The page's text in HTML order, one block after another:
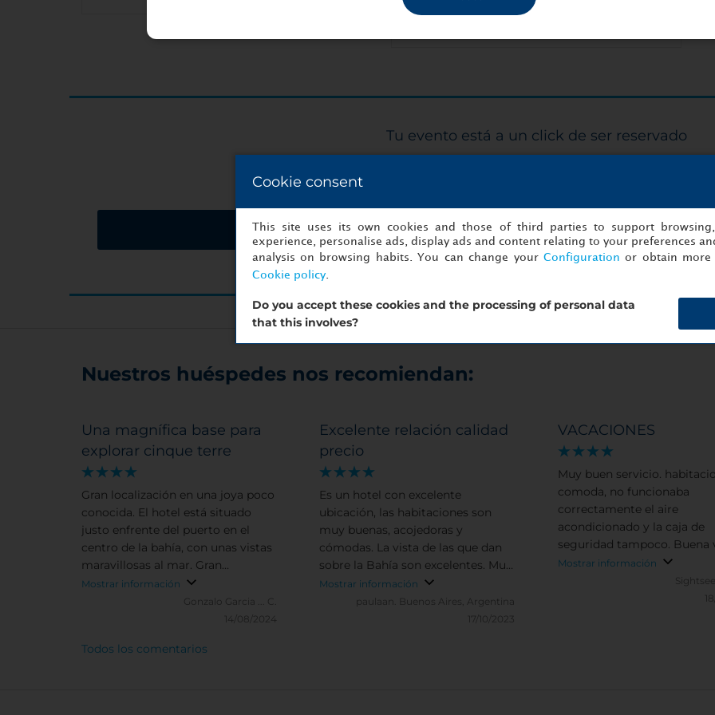
cócteles privados.
Salas para eventos
Tu evento está a un click de ser reservado
Solicitar presupuesto
Nuestros huéspedes nos recomiendan:
Una magnífica base para
explorar cinque terre
Gran localización en una joya poco
conocida. El hotel está situado
justo enfrente del puerto en el
centro de la bahía, con unas vistas
maravillosas al mar. Gran
desayuno y habitaciones
confortables. Solo un pero, el aire
acondicionado es algo ruidoso.
Mostrar información
Gonzalo Garcia ... C.
14/08/2024
Excelente relación calidad
precio
Es un hotel con excelente
ubicación, las habitaciones son
muy buenas, acojedoras y
cómodas. La vista de las que dan
sobre la Bahía son excelentes. Muy
buena relación calidad precio. Te
ofrecen parking externo a precio
razonable. Buen restaurante y muy
Mostrar información
paulaan.
Buenos Aires, Argentina
17/10/2023
VACACIONES
Muy buen servicio.
comoda, no funcionaba
correctamente el aire
acondicionado y la caja de
seguridad tampoco. Buena
hacia el puerto . El desayuno
correcto . El horario de
Mostrar información
Todos los comentarios
Cookie consent
This site uses its own cookies and those of third parties to support
experience, personalise ads, display ads and content relating to your preferences
analysis on browsing habits. You can change your Configuration or obtain
Cookie policy.
Do you accept these cookies and the processing of personal data
that this involves?